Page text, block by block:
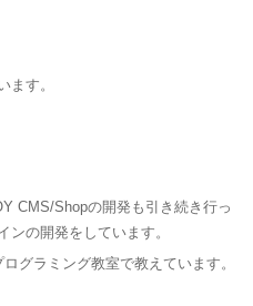
ます。
CMS/Shopの開発も引き続き行っ
ンの開発をしています。
グラミング教室で教えています。